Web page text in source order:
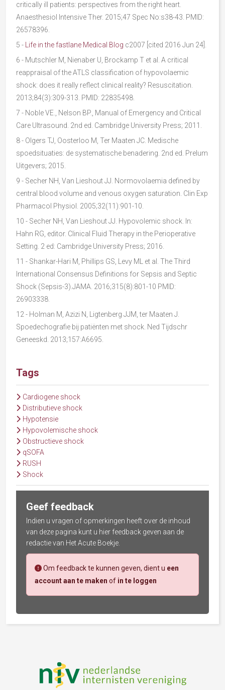
critically ill patients: perspectives from the right heart.
Anaesthesiol Intensive Ther. 2015;47 Spec No:s38-43. PMID:
26578396.
5 - Life in the fastlane Medical Blog c2007 [cited 2016 Jun 24].
6 - Mutschler M, Nienaber U, Brockamp T et al. A critical
reappraisal of the ATLS classification of hypovolaemic
shock: does it really reflect clinical reality? Resuscitation.
2013;84(3):309-313. PMID: 22835498.
7 - Noble VE., Nelson BP., Manual of Emergency and Critical
Care Ultrasound. 2nd ed. Cambridge University Press; 2011.
8- Olgers TJ, Oosterloo M, Ter Maaten JC. Medische
spoedsituaties: de systematische benadering. 2nd ed. Prelum
Uitgevers; 2015.
9 - Secher NH, Van Lieshout JJ. Normovolaemia defined by
central blood volume and venous oxygen saturation. Clin Exp
Pharmacol Physiol. 2005;32(11):901-10.
1 0 - Secher NH, Van Lieshout JJ. Hypovolemic shock. In:
Hahn RG, editor. Clinical Fluid Therapy in the Perioperative
Setting. 2 ed: Cambridge University Press; 2016.
1 1 - Shankar-Hari M, Phillips GS, Levy ML et al. The Third
International Consensus Definitions for Sepsis and Septic
Shock (Sepsis-3).JAMA. 2016;315(8):801-10 PMID:
26903338.
1 2 - Holman M, Azizi N, Ligtenberg JJM, ter Maaten J.
Spoedechografie bij patiënten met shock. Ned Tijdschr
Geneeskd. 2013;157:A6695.
Tags
Cardiogene shock
Distributieve shock
Hypotensie
Hypovolemische shock
Obstructieve shock
qSOFA
RUSH
Shock
Geef feedback
Indien u vragen of opmerkingen heeft over de inhoud
van deze pagina kunt u hier feedback geven aan de
redactie van Het Acute Boekje.
Om feedback te kunnen geven, dient u een
account aan te maken of in te loggen